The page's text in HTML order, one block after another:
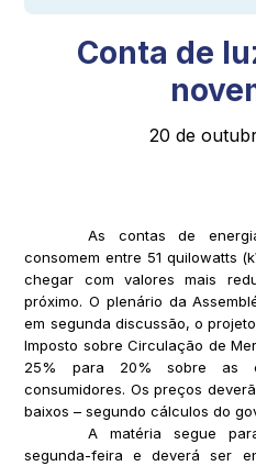
Conta de
20 de
As contas de
consomem entre 51 quilowatts
chegar com valores mais
próximo. O plenário da
em segunda discussão, o
Imposto sobre Circulação de
25% para 20% sobre as
consumidores. Os preços
baixos – segundo cálculos do
A matéria segue
segunda-feira e deverá ser